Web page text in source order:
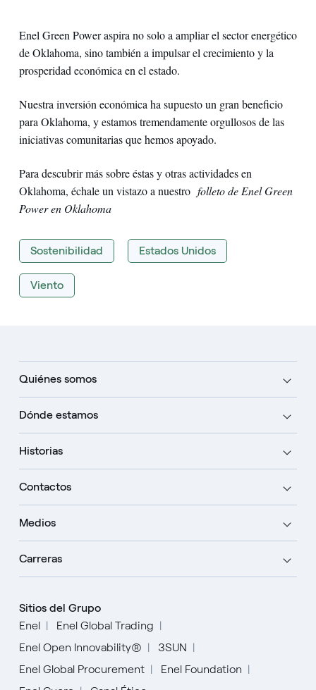
Enel Green Power aspira no solo a ampliar el sector energético
de Oklahoma, sino también a impulsar el crecimiento y la
prosperidad económica en el estado.
Nuestra inversión económica ha supuesto un gran beneficio
para Oklahoma, y estamos tremendamente orgullosos de las
iniciativas comunitarias que hemos apoyado.
Para descubrir más sobre éstas y otras actividades en
Oklahoma, échale un vistazo a nuestro folleto de Enel Green
Power en Oklahoma
Sostenibilidad Estados Unidos
Viento
Quiénes somos
Dónde estamos
Historias
Contactos
Medios
Carreras
Sitios del Grupo
Enel
Enel Global Trading
Enel Open Innovability®
3SUN
Enel Global Procurement
Enel Foundation